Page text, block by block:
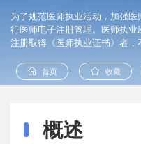
为了规范医师执业活动，加强
行医师电子注册管理。医师执
注册取得《医师执业证书》者，
首页 收藏
概述